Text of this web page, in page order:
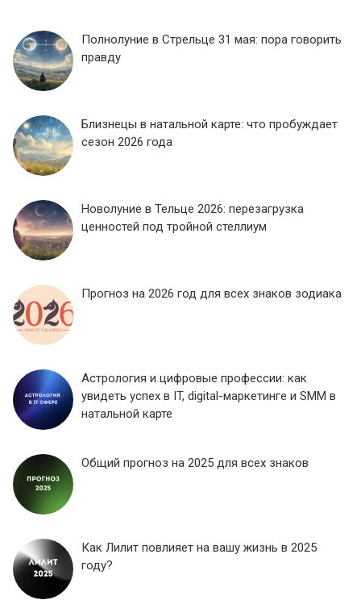
Полнолуние в Стрельце 31 мая: пора говорить
правду
Близнецы в натальной карте: что пробуждает
сезон 2026 года
Новолуние в Тельце 2026: перезагрузка
ценностей под тройной стеллиум
Прогноз на 2026 год для всех знаков зодиака
Астрология и цифровые профессии: как
увидеть успех в IT, digital-маркетинге и SMM в
натальной карте
Общий прогноз на 2025 для всех знаков
Как Лилит повлияет на вашу жизнь в 2025
году?